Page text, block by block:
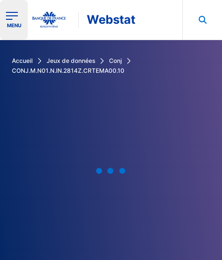
Ouvrir le menu de navigation
MENU Webstat
Accueil Jeux de données
Conj
CONJ.M.N01.N.IN.2814Z.CRTEMA00.10